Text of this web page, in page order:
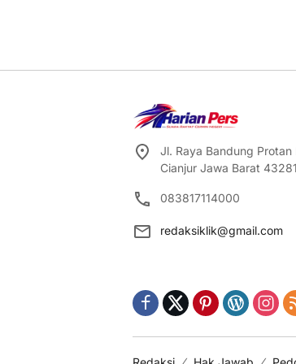
Jl. Raya Bandung
Cianjur Jawa Barat 43281
083817114000
redaksiklik@gmail.com